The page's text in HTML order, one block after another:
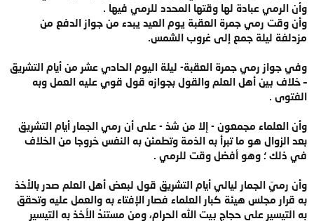
وأن الرمي عبادة لها وقتها المحدد للرمي فيها .
وأن وقت رمي جمرة العقبة يوم العيد يبدء من جواز الدفع من
مزدلفة ليلة جمع إلى غروب الشمس.
وفي جواز رمي جمرة العقبة- ليلة اليوم الحادي عشر من أيام التشريق
– خلاف بين أهل العلم والقول بجوازه قول قوي عليه العمل وبه
الفتوى .
وأن العلماء مجمعون - إلا من شذ - على أن رمي الجمار أيام التشريق
بعد الزوال هو ما تبرأ به الذمة وتطمئن به النفس خروجا من الخلاف
في ذلك ؛ وهو أفضل وقت للرمي .
وأن رميَ الجمار ليالي أيام التشريق قول لبعض أهل العلم صدر بالأخذ
به قرار مجلس هيئة كبار العلماء فصار الإفتاء به والعمل عليه وتحقق
به التيسير على حجاج بيت الله الحرام، ومن مستندْ الأخذ به التيسير